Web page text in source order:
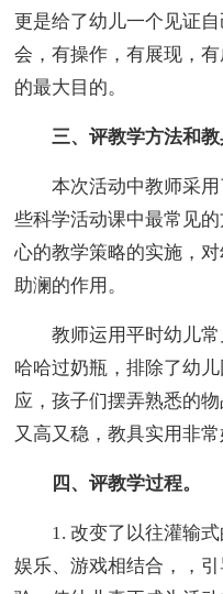
更是给了幼儿一个见证
会，有操作，有展现，
的最大目的。
三、评教学方法和教
本次活动中教师采用
些科学活动课中最常见
心的教学策略的实施，
助澜的作用。
教师运用平时幼儿常
哈哈过奶瓶，排除了幼
应，孩子们摆弄熟悉的
又高又稳，教具实用非常
四、评教学过程。
1. 改变了以往灌输式
娱乐、游戏相结合，，